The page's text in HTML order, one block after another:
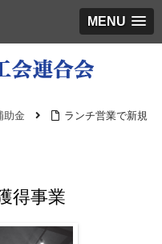
MENU
助金
ランチ営業で新規
得事業